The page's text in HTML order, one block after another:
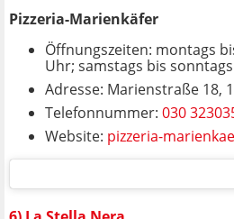
Pizzeria-Marienkäfer
Öffnungszeiten: montags
Uhr; samstags bis
Adresse: Marienstraße 18,
Telefonnummer: 030
Website: pizzeria-